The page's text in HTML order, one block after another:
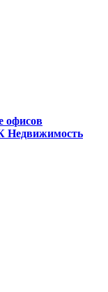
офисов
Недвижимость